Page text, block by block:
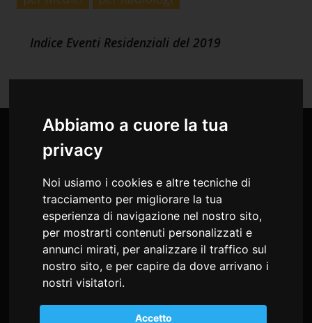
Abbiamo a cuore la tua
privacy
Noi usiamo i cookies e altre tecniche di
tracciamento per migliorare la tua
esperienza di navigazione nel nostro sito,
per mostrarti contenuti personalizzati e
annunci mirati, per analizzare il traffico sul
nostro sito, e per capire da dove arrivano i
nostri visitatori.
Accetto
Indice Eventi Residenziali del 2019